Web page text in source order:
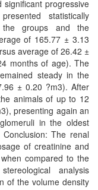
progressive
statistically
the groups and the
of 165.77 ± 3.13
average of 26.42 ±
months of age). The
steady in the
± 0.20 ?m3). After
animals of up to 12
presenting again an
in the oldest
The renal
of creatinine and
compared to the
analysis
of the volume density